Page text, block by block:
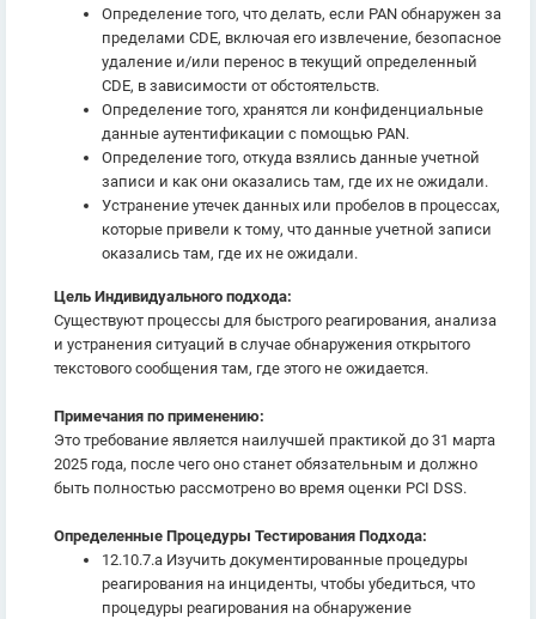
Определение того, что делать, если PAN обнаружен за
пределами CDE, включая его извлечение, безопасное
удаление и/или перенос в текущий определенный
CDE, в зависимости от обстоятельств.
Определение того, хранятся ли конфиденциальные
данные аутентификации с помощью PAN.
Определение того, откуда взялись данные учетной
записи и как они оказались там, где их не ожидали.
Устранение утечек данных или пробелов в процессах,
которые привели к тому, что данные учетной записи
оказались там, где их не ожидали.
Цель Индивидуального подхода:
Существуют процессы для быстрого реагирования, анализа
и устранения ситуаций в случае обнаружения открытого
текстового сообщения там, где этого не ожидается.
Примечания по применению:
Это требование является наилучшей практикой до 31 марта
2025 года, после чего оно станет обязательным и должно
быть полностью рассмотрено во время оценки PCI DSS.
Определенные Процедуры Тестирования Подхода:
12.10.7.a Изучить документированные процедуры
реагирования на инциденты, чтобы убедиться, что
процедуры реагирования на обнаружение